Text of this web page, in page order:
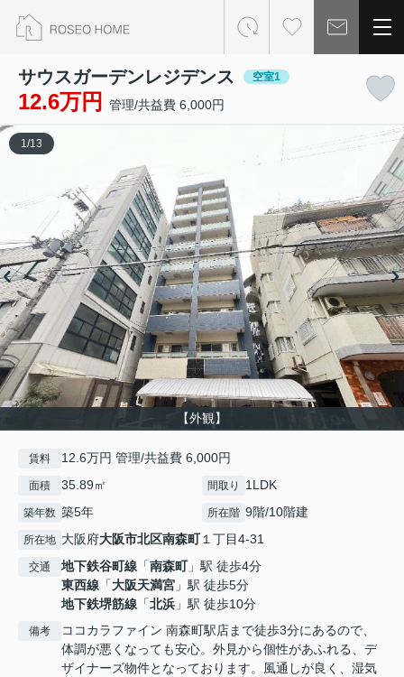
サウスガーデンレジデンス 空室1
12.6万円 管理/共益費 6,000円
【外観】
1 /13
賃料 12.6万円 管理/共益費 6,000円
面積 35.89㎡ 間取り 1LDK
築年数 築5年 所在階 9階/10階建
所在地 大阪府大阪市北区南森町１丁目4-31
交通 地下鉄谷町線 「南森町」駅 徒歩4分
東西線 「大阪天満宮 」駅 徒歩5分
地下鉄堺筋線 「北浜 」駅 徒歩10分
備考
ココカラファイン 南森町駅店まで徒歩3分にあるので、
体調が悪くなっても安心。外見から個性があふれる、デ
ザイナーズ物件となっております。風通しが良く、湿気